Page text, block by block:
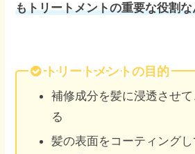
もトリートメントの重要な役割
トリートメントの目的
補修成分を髪に浸透させ
る
髪の表面をコーティング